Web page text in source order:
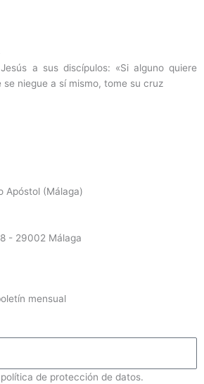
a sus discípulos: «Si alguno quiere
niegue a sí mismo, tome su cruz
Apóstol (Málaga)
- 29002 Málaga
mensual
de protección de datos.